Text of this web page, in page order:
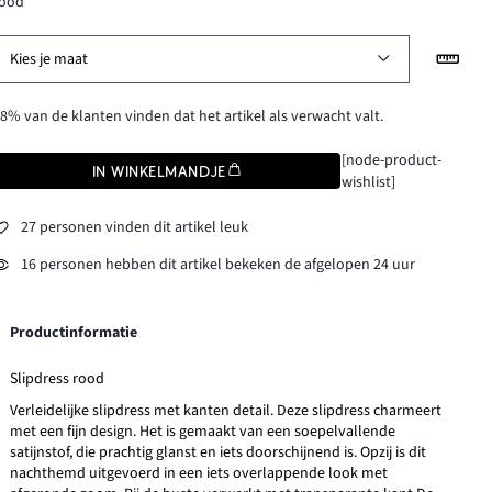
Kies je maat
van de klanten vinden dat het artikel als verwacht valt.
IN WINKELMANDJE
[node-product-
wishlist]
27 personen vinden dit artikel leuk
16 personen hebben dit artikel bekeken de afgelopen 24 uur
Productinformatie
Slipdress rood
Verleidelijke slipdress met kanten detail. Deze slipdress charmeert
met een fijn design. Het is gemaakt van een soepelvallende
satijnstof, die prachtig glanst en iets doorschijnend is. Opzij is dit
nachthemd uitgevoerd in een iets overlappende look met